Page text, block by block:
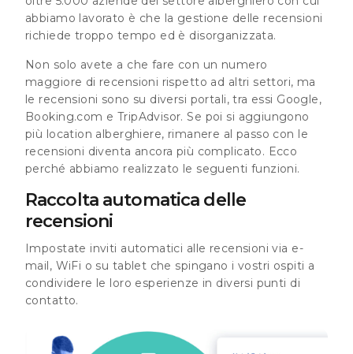
abbiamo lavorato è che la gestione delle recensioni
richiede troppo tempo ed è disorganizzata.
Non solo avete a che fare con un numero
maggiore di recensioni rispetto ad altri settori, ma
le recensioni sono su diversi portali, tra essi Google,
Booking.com e TripAdvisor. Se poi si aggiungono
più location alberghiere, rimanere al passo con le
recensioni diventa ancora più complicato. Ecco
perché abbiamo realizzato le seguenti funzioni.
Raccolta automatica delle
recensioni
Impostate inviti automatici alle recensioni via e-
mail, WiFi o su tablet che spingano i vostri ospiti a
condividere le loro esperienze in diversi punti di
contatto.